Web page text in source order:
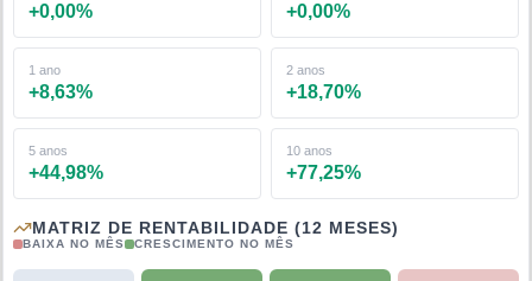
+0,00% +0,00%
1 ano
+8,63%
2 anos
+18,70%
5 anos
+44,98%
10 anos
+77,25%
MATRIZ DE RENTABILIDADE (12 MESES)
BAIXA NO MÊS CRESCIMENTO NO MÊS